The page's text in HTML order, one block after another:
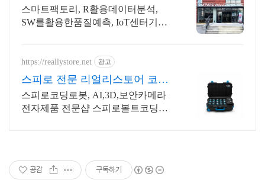
스마트팩토리, R활용데이터분석,
SW를활용한품질예측, IoT센터기술,
https://reallystore.net 광고
스피로 전문 리얼리스토어 코딩
교육을 쉽고 재밌게
스피로코딩로봇, AI,3D,보안카메라
전자제품 전문샵 스피로볼트코딩로
공감 구독하기